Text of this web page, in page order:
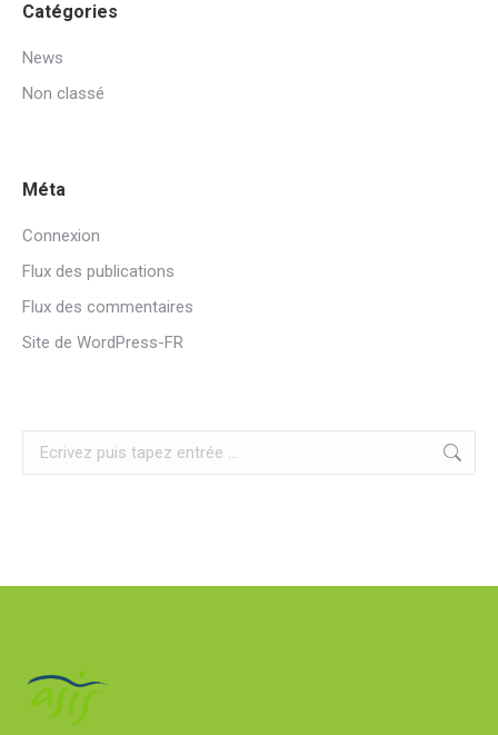
Catégories
News
Non classé
Méta
Connexion
Flux des publications
Flux des commentaires
Site de WordPress-FR
Search: